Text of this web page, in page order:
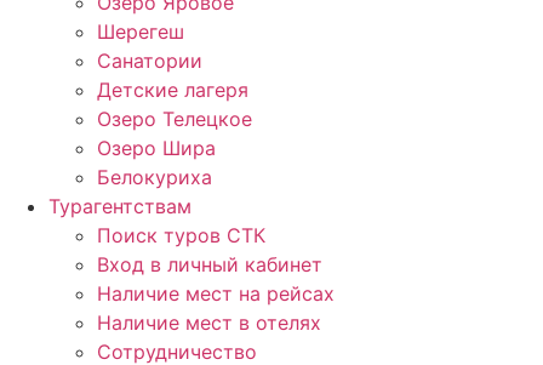
Шерегеш
Санатории
Детские лагеря
Озеро Телецкое
Озеро Шира
Белокуриха
Турагентствам
Поиск туров СТК
Вход в личный кабинет
Наличие мест на рейсах
Наличие мест в отелях
Сотрудничество